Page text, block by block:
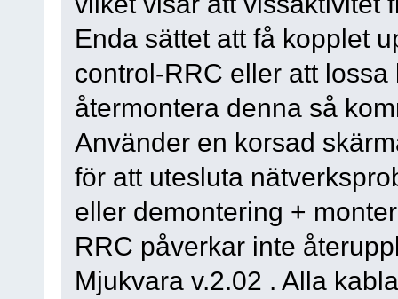
Enda sättet att få kopplet
control-RRC eller att
återmontera denna så
Använder en korsad
för att utesluta
eller demontering +
RRC påverkar inte
Mjukvara v.2.02 . Alla